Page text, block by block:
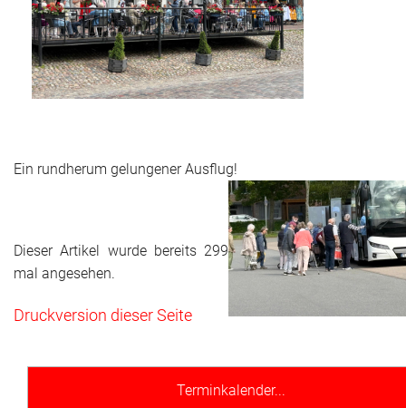
Ein rundherum gelungener Ausflug!
Dieser Artikel wurde bereits 299
mal angesehen.
Druckversion dieser Seite
Terminkalender...